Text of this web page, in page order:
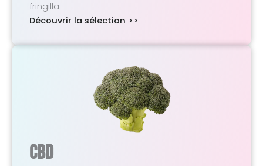
fringilla.
Découvrir la sélection >>
CBD